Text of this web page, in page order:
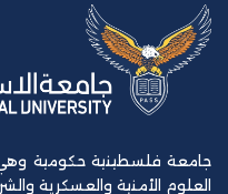
جامعة فلسطينية حكومية
العلوم الأمنية والعسكرية